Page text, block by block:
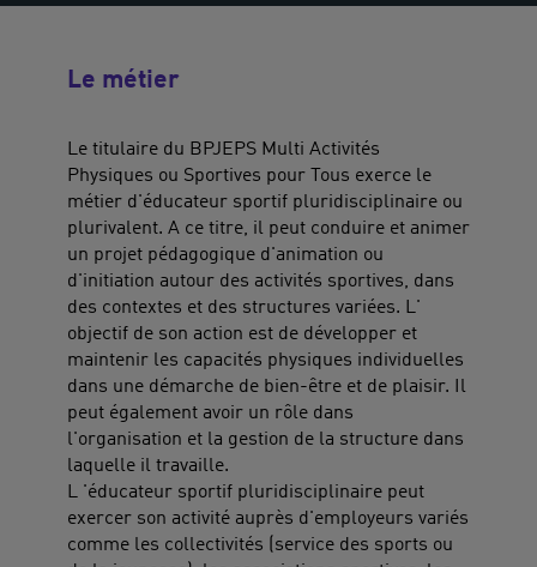
Le métier
Le titulaire du BPJEPS Multi Activités
Physiques ou Sportives pour Tous exerce le
métier d'éducateur sportif pluridisciplinaire ou
plurivalent. A ce titre, il peut conduire et animer
un projet pédagogique d'animation ou
d'initiation autour des activités sportives, dans
des contextes et des structures variées. L'
objectif de son action est de développer et
maintenir les capacités physiques individuelles
dans une démarche de bien-être et de plaisir. Il
peut également avoir un rôle dans
l'organisation et la gestion de la structure dans
laquelle il travaille.
L 'éducateur sportif pluridisciplinaire peut
exercer son activité auprès d'employeurs variés
comme les collectivités (service des sports ou